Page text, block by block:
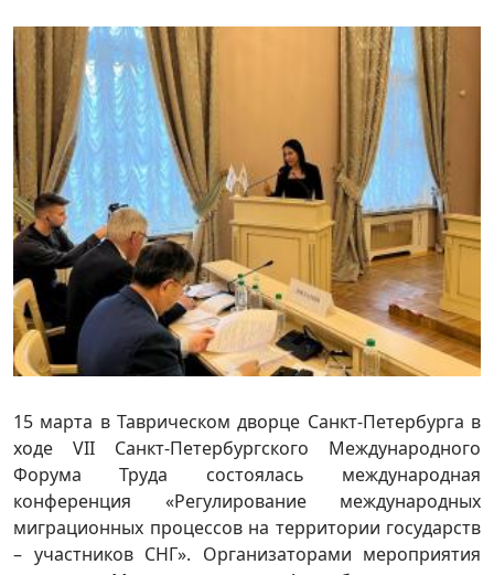
15 марта в Таврическом дворце Санкт-Петербурга в
ходе VII Санкт-Петербургского Международного
Форума Труда состоялась международная
конференция «Регулирование международных
миграционных процессов на территории государств
– участников СНГ». Организаторами мероприятия